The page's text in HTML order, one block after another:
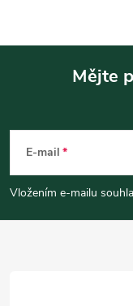
p
a
Mějte
E-mail
Vložením e-mailu